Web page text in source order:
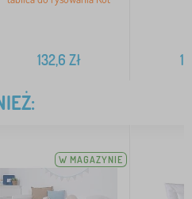
132,6 Zł
W MAGAZYNIE